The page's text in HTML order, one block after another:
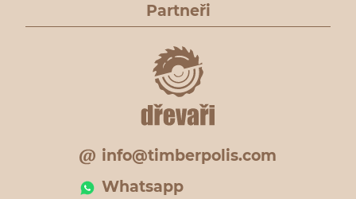
Partneři
info@timberpolis.com
Whatsapp